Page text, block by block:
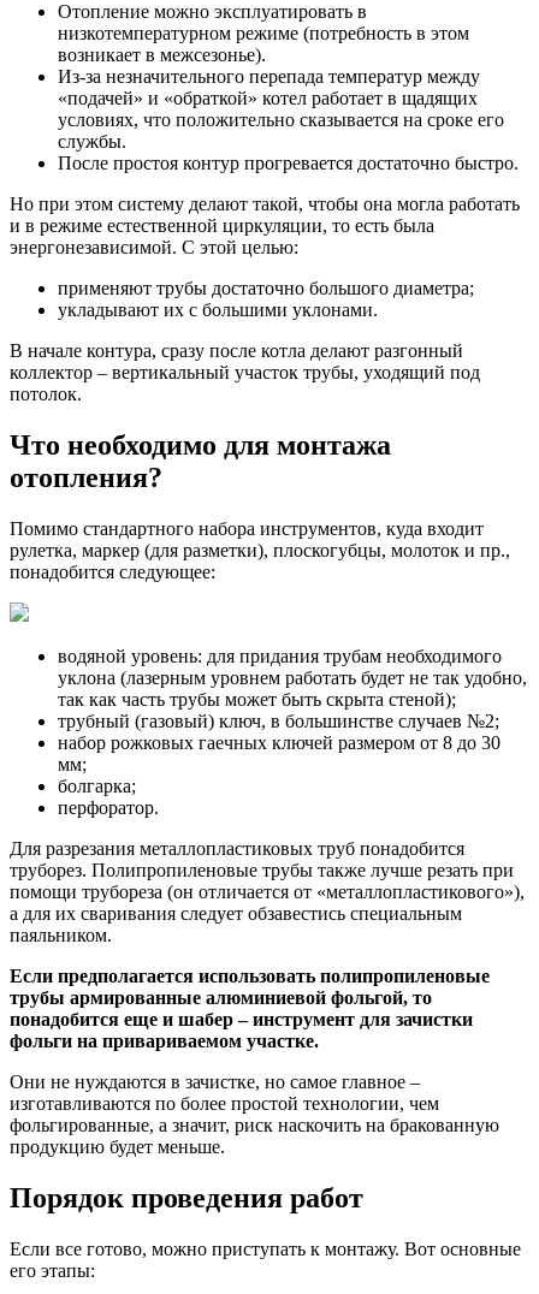
Отопление можно эксплуатировать в
низкотемпературном режиме (потребность в этом
возникает в межсезонье).
Из-за незначительного перепада температур между
«подачей» и «обраткой» котел работает в щадящих
условиях, что положительно сказывается на сроке его
службы.
После простоя контур прогревается достаточно быстро.
Но при этом систему делают такой, чтобы она могла работать
и в режиме естественной циркуляции, то есть была
энергонезависимой. С этой целью:
применяют трубы достаточно большого диаметра;
укладывают их с большими уклонами.
В начале контура, сразу после котла делают разгонный
коллектор – вертикальный участок трубы, уходящий под
потолок.
Что необходимо для монтажа
отопления?
Помимо стандартного набора инструментов, куда входит
рулетка, маркер (для разметки), плоскогубцы, молоток и пр.,
понадобится следующее:
водяной уровень: для придания трубам необходимого
уклона (лазерным уровнем работать будет не так удобно,
так как часть трубы может быть скрыта стеной);
трубный (газовый) ключ, в большинстве случаев №2;
набор рожковых гаечных ключей размером от 8 до 30
мм;
болгарка;
перфоратор.
Для разрезания металлопластиковых труб понадобится
труборез. Полипропиленовые трубы также лучше резать при
помощи трубореза (он отличается от «металлопластикового»),
а для их сваривания следует обзавестись специальным
паяльником.
Если предполагается использовать полипропиленовые
трубы армированные алюминиевой фольгой, то
понадобится еще и шабер – инструмент для зачистки
фольги на привариваемом участке.
Они не нуждаются в зачистке, но самое главное –
изготавливаются по более простой технологии, чем
фольгированные, а значит, риск наскочить на бракованную
продукцию будет меньше.
Порядок проведения работ
Если все готово, можно приступать к монтажу. Вот основные
его этапы: